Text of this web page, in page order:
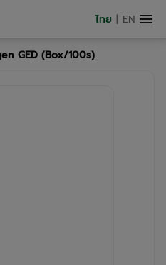
ไทย | EN
GED (Box/100s)